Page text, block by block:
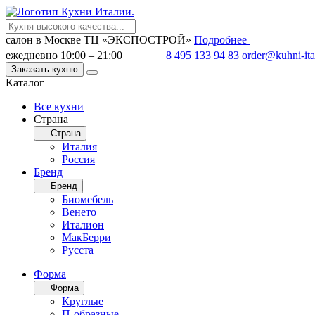
салон в Москве ТЦ «ЭКСПОСТРОЙ» Подробнее
ежедневно 10:00 – 21:00
8 495 133 94 83 order@kuhni-
Заказать кухню
Каталог
Все кухни
Страна
Страна
Италия
Россия
Бренд
Бренд
Биомебель
Венето
Италион
МакБерри
Русста
Форма
Форма
Круглые